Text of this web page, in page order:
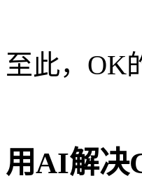
至此，OK
用AI解决